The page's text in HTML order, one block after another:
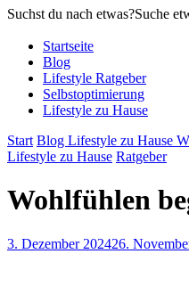
Suchst du nach etwas?Suche
Startseite
Blog
Lifestyle Ratgeber
Selbstoptimierung
Lifestyle zu Hause
Start Blog Lifestyle zu Hause
Lifestyle zu Hause Ratgeber
Wohlfühlen
3. Dezember 202426.